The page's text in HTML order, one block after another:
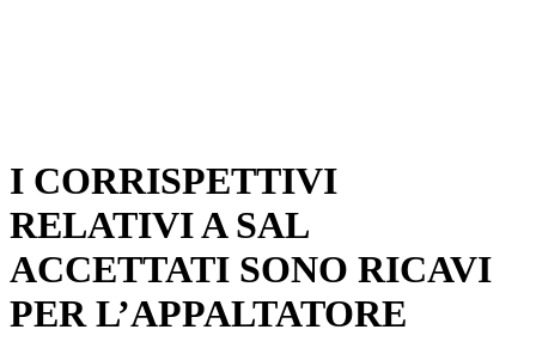
I CORRISPETTIVI
RELATIVI A SAL
ACCETTATI SONO RICAVI
PER L’APPALTATORE